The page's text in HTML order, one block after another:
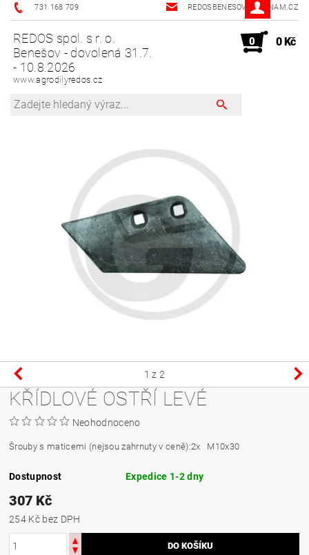
731 168 709 REDOSBENESOV@SEZNAM.CZ
REDOS spol. s r. o.
Benešov - dovolená 31.7.
- 10.8.2026
www.agrodilyredos.cz
0 0 Kč
1 z 2
KŘÍDLOVÉ OSTŘÍ LEVÉ
Neohodnoceno
Šrouby s maticemi (nejsou zahrnuty v ceně):2x M10x30
Dostupnost Expedice 1-2 dny
307 Kč
254 Kč bez DPH